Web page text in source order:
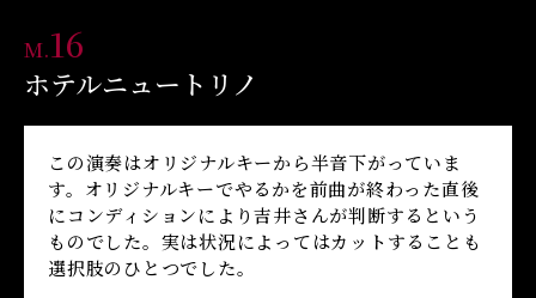
M.16
ホテルニュートリノ
この演奏はオリジナルキーから半音下がっていま
す。オリジナルキーでやるかを前曲が終わった直後
にコンディションにより吉井さんが判断するという
ものでした。実は状況によってはカットすることも
選択肢のひとつでした。